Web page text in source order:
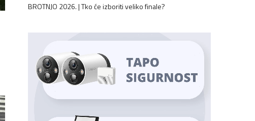
BROTNJO 2026. | Tko će izboriti veliko finale?